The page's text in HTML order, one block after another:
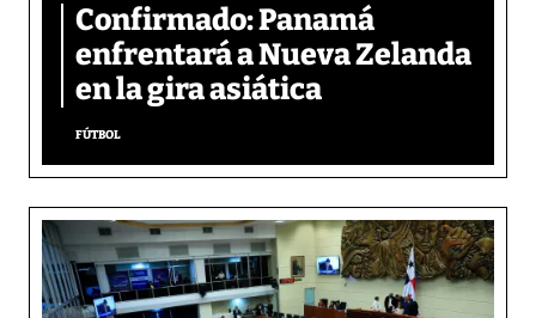
Confirmado: Panamá
enfrentará a Nueva Zelanda
en la gira asiática
FÚTBOL